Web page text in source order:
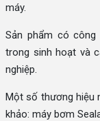
máy.
Sản phẩm có
trong sinh hoạt và
nghiệp.
Một số thương hiệu
khảo: máy bơm